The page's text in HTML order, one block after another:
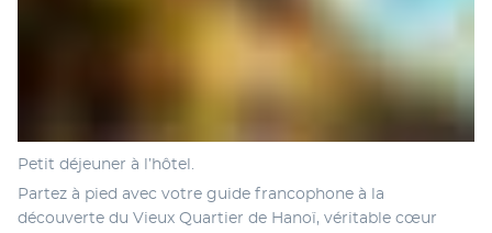
Petit déjeuner à l’hôtel.
Partez à pied avec votre guide francophone à la
découverte du Vieux Quartier de Hanoï, véritable cœur